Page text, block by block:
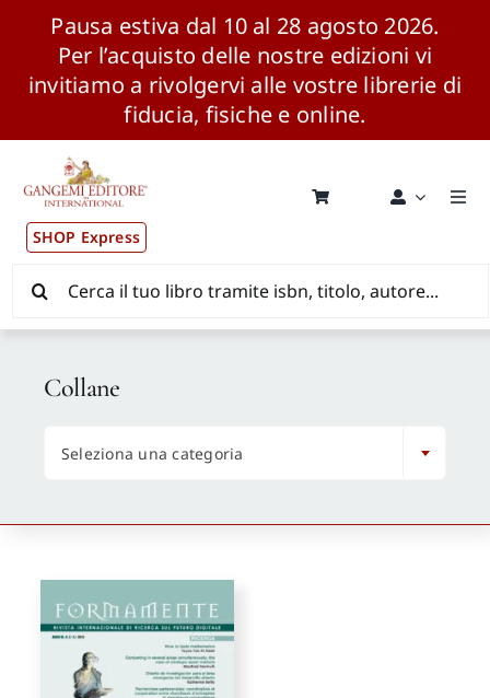
Pausa estiva dal 10 al 28 agosto 2026.
Per l’acquisto delle nostre edizioni vi
invitiamo a rivolgervi alle vostre librerie di
fiducia, fisiche e online.
contenuto
SHOP Express
Pubblicazioni
News ed Eventi
Distribuzione Wolrdwide
CONSIP / MEPA / ANVUR / CINECA
Autori
Proposte di pubblicazione
per:
Collane
Seleziona una categoria